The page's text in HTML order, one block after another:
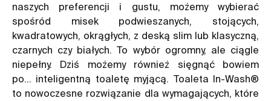
naszych preferencji i gustu, możemy wybierać
spośród misek podwieszanych, stojących,
kwadratowych, okrągłych, z deską slim lub klasyczną,
czarnych czy białych. To wybór ogromny, ale ciągle
niepełny. Dziś możemy również sięgnąć bowiem
po… inteligentną toaletę myjącą . Toaleta In-Wash®
to nowoczesne rozwiązanie dla wymagających, które